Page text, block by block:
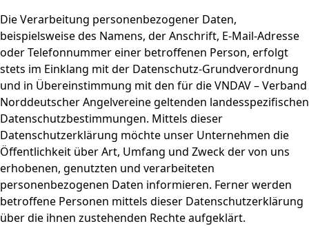
Die Verarbeitung personenbezogener Daten,
beispielsweise des Namens, der Anschrift, E-Mail-Adresse
oder Telefonnummer einer betroffenen Person, erfolgt
stets im Einklang mit der Datenschutz-Grundverordnung
und in Übereinstimmung mit den für die VNDAV – Verband
Norddeutscher Angelvereine geltenden landesspezifischen
Datenschutzbestimmungen. Mittels dieser
Datenschutzerklärung möchte unser Unternehmen die
Öffentlichkeit über Art, Umfang und Zweck der von uns
erhobenen, genutzten und verarbeiteten
personenbezogenen Daten informieren. Ferner werden
betroffene Personen mittels dieser Datenschutzerklärung
über die ihnen zustehenden Rechte aufgeklärt.